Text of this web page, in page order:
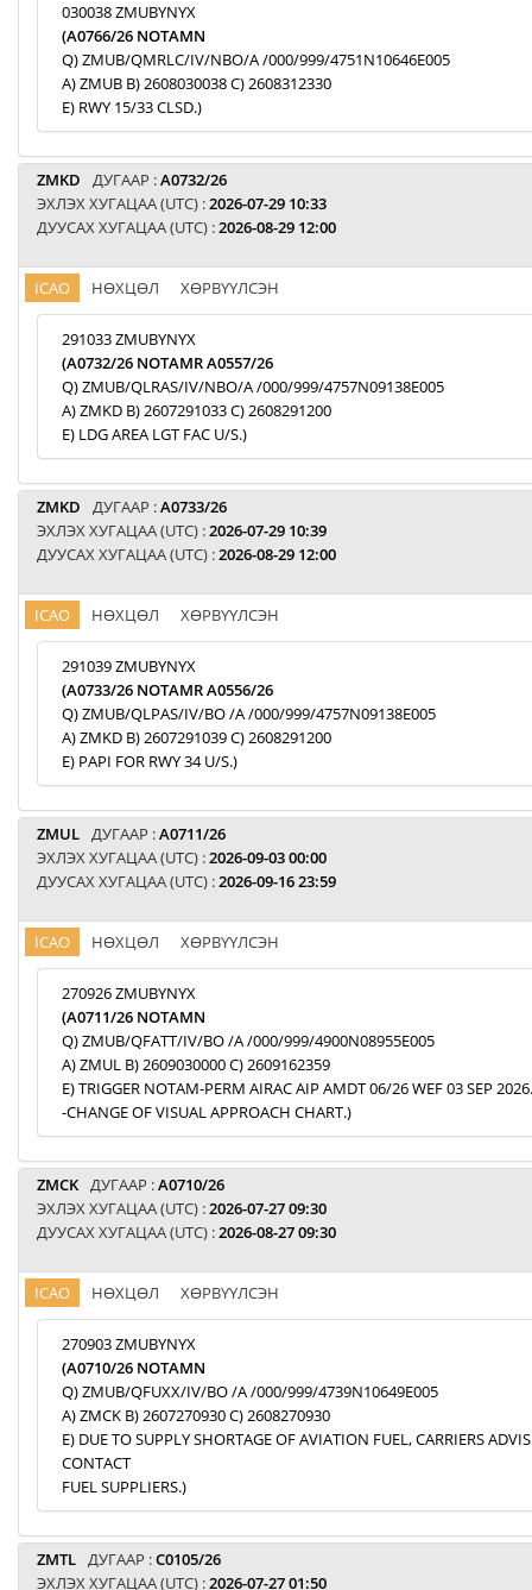
030038 ZMUBYNYX
(A0766/26 NOTAMN
Q) ZMUB/QMRLC/IV/NBO/A /000/999/4751N10646E005
A) ZMUB B) 2608030038 C) 2608312330
E) RWY 15/33 CLSD.)
ZMKD ДУГААР :A0732/26
ЭХЛЭХ ХУГАЦАА (UTC) :2026-07-29 10:33
ДУУСАХ ХУГАЦАА (UTC) :2026-08-29 12:00
ICAO НӨХЦӨЛ ХӨРВҮҮЛСЭН
291033 ZMUBYNYX
(A0732/26 NOTAMR A0557/26
Q) ZMUB/QLRAS/IV/NBO/A /000/999/4757N09138E005
A) ZMKD B) 2607291033 C) 2608291200
E) LDG AREA LGT FAC U/S.)
ZMKD ДУГААР :A0733/26
ЭХЛЭХ ХУГАЦАА (UTC) :2026-07-29 10:39
ДУУСАХ ХУГАЦАА (UTC) :2026-08-29 12:00
ICAO НӨХЦӨЛ ХӨРВҮҮЛСЭН
291039 ZMUBYNYX
(A0733/26 NOTAMR A0556/26
Q) ZMUB/QLPAS/IV/BO /A /000/999/4757N09138E005
A) ZMKD B) 2607291039 C) 2608291200
E) PAPI FOR RWY 34 U/S.)
ZMUL ДУГААР :A0711/26
ЭХЛЭХ ХУГАЦАА (UTC) :2026-09-03 00:00
ДУУСАХ ХУГАЦАА (UTC) :2026-09-16 23:59
ICAO НӨХЦӨЛ ХӨРВҮҮЛСЭН
270926 ZMUBYNYX
(A0711/26 NOTAMN
Q) ZMUB/QFATT/IV/BO /A /000/999/4900N08955E005
A) ZMUL B) 2609030000 C) 2609162359
E) TRIGGER NOTAM-PERM AIRAC AIP AMDT 06/26 WEF 03 SEP 2026.
-CHANGE OF VISUAL APPROACH CHART.)
ZMCK ДУГААР :A0710/26
ЭХЛЭХ ХУГАЦАА (UTC) :2026-07-27 09:30
ДУУСАХ ХУГАЦАА (UTC) :2026-08-27 09:30
ICAO НӨХЦӨЛ ХӨРВҮҮЛСЭН
270903 ZMUBYNYX
(A0710/26 NOTAMN
Q) ZMUB/QFUXX/IV/BO /A /000/999/4739N10649E005
A) ZMCK B) 2607270930 C) 2608270930
E) DUE TO SUPPLY SHORTAGE OF AVIATION FUEL, CARRIERS
CONTACT
FUEL SUPPLIERS.)
ZMTL ДУГААР :C0105/26
ЭХЛЭХ ХУГАЦАА (UTC) :2026-07-27 01:50